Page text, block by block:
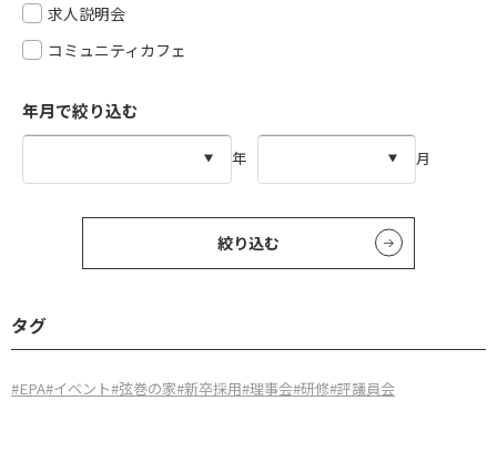
求人説明会
コミュニティカフェ
年月で絞り込む
年 月
絞り込む
タグ
#EPA#イベント#弦巻の家#新卒採用#理事会#研修#評議員会